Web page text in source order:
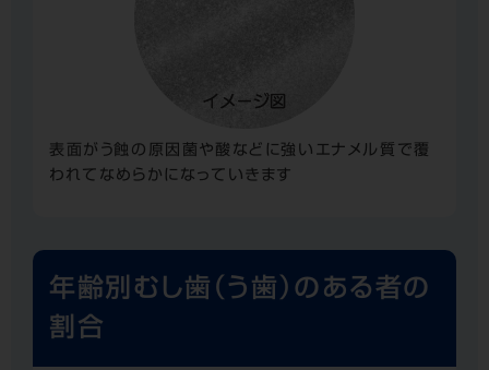
表面がう蝕の原因菌や酸などに強いエナメル質で覆
われてなめらかになっていきます
年齢別むし歯（う歯）のある者の
割合